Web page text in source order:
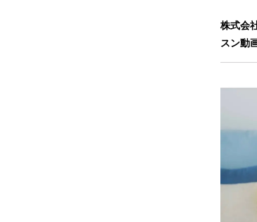
株式会
スン動